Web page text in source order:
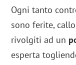
Ogni tanto
sono ferite,
rivolgiti ad un
esperta